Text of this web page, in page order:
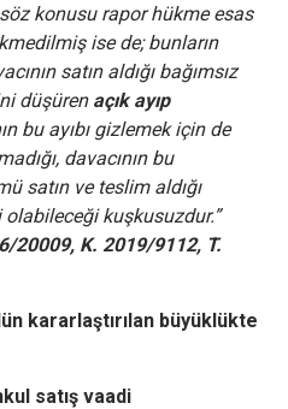
konusu rapor hükme esas
ise de; bunların
satın aldığı bağımsız
düşüren açık ayıp
bu ayıbı gizlemek için de
davacının bu
satın ve teslim aldığı
kuşkusuzdur.”
20009, K. 2019/9112, T.
kararlaştırılan büyüklükte
satış vaadi